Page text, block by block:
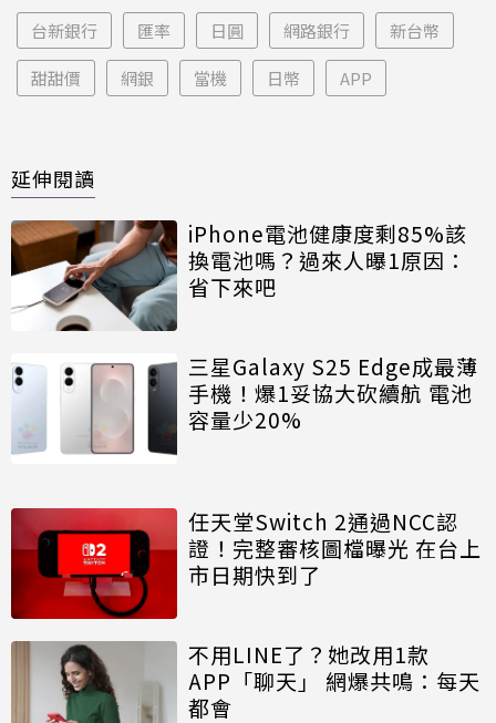
台新銀行 匯率 日圓 網路銀行 新台幣
甜甜價 網銀 當機 日幣 APP
延伸閱讀
iPhone電池健康度剩85%該
換電池嗎？過來人曝1原因：
省下來吧
三星Galaxy S25 Edge成最薄
手機！爆1妥協大砍續航 電池
容量少20%
任天堂Switch 2通過NCC認
證！完整審核圖檔曝光 在台上
市日期快到了
不用LINE了？她改用1款
APP「聊天」 網爆共鳴：每天
都會